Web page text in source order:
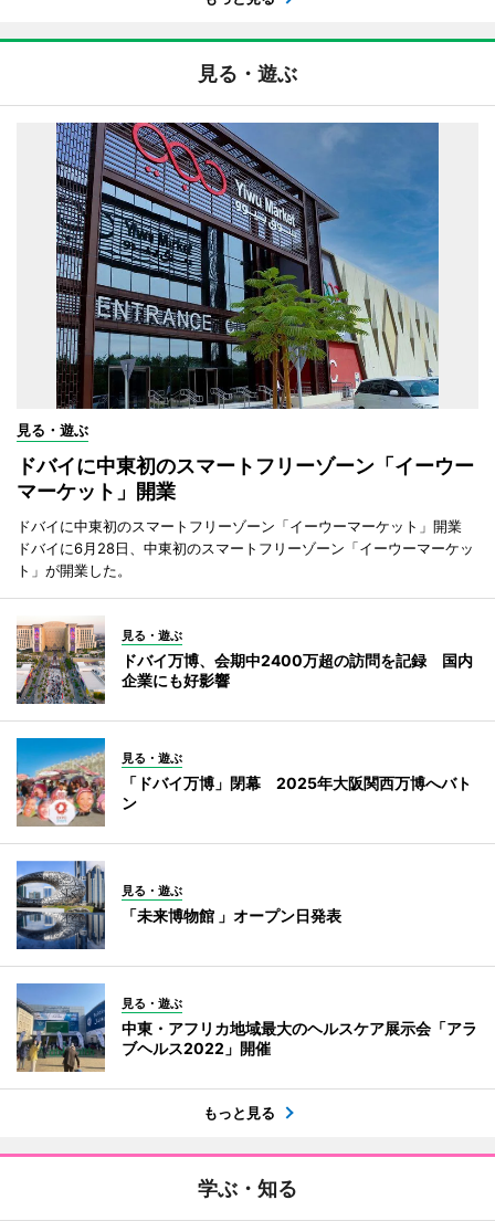
見る・遊ぶ
見る・遊ぶ
ドバイに中東初のスマートフリーゾーン「イーウー
マーケット」開業
ドバイに中東初のスマートフリーゾーン「イーウーマーケット」開業
ドバイに6月28日、中東初のスマートフリーゾーン「イーウーマーケッ
ト」が開業した。
見る・遊ぶ
ドバイ万博、会期中2400万超の訪問を記録 国内
企業にも好影響
見る・遊ぶ
「ドバイ万博」閉幕 2025年大阪関西万博へバト
ン
見る・遊ぶ
「未来博物館 」オープン日発表
見る・遊ぶ
中東・アフリカ地域最大のヘルスケア展示会「アラ
ブヘルス2022」開催
もっと見る
学ぶ・知る